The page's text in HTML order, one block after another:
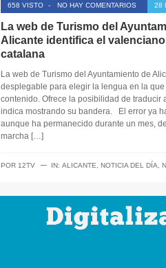
658 VISTO - NO HAY COMENTARIOS 28
La web de Turismo del
Alicante identifica el
catalana
La web de Turismo del Ayuntamiento de
desplegable para elegir la lengua en la que
contenido. Ofrece la posibilidad de traducir
indica mostrando su bandera. El error ya
aunque ha permanecido durante un mes,
marcha […]
POR 12TV ─ IN: ALICANTE NOTICIA DEL DÍA